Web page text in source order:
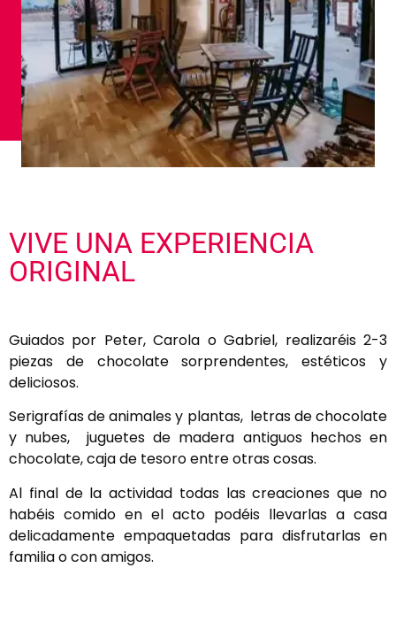
VIVE UNA EXPERIENCIA
ORIGINAL
Guiados por Peter, Carola o Gabriel, realizaréis 2-3
piezas de chocolate sorprendentes, estéticos y
deliciosos.
Serigrafías de animales y plantas, letras de chocolate
y nubes, juguetes de madera antiguos hechos en
chocolate, caja de tesoro entre otras cosas.
Al final de la actividad todas las creaciones que no
habéis comido en el acto podéis llevarlas a casa
delicadamente empaquetadas para disfrutarlas en
familia o con amigos.